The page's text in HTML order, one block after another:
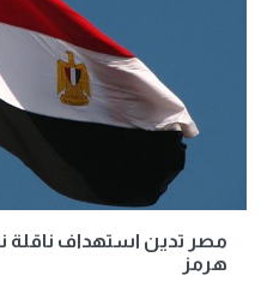
مصر تدين استهداف ناقلة
هرمز